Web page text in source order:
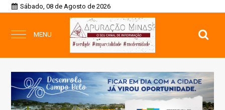
Sábado, 08 de Agosto de 2026
MENU